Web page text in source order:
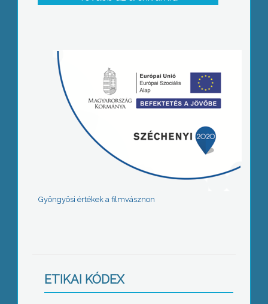
Gyöngyösi értékek a filmvásznon
ETIKAI KÓDEX